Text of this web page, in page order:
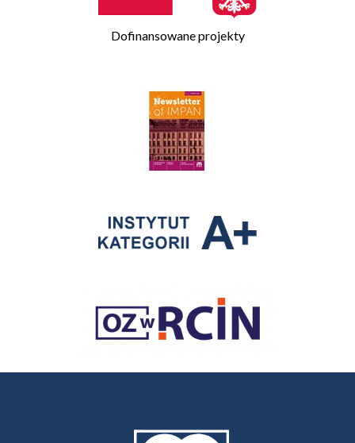
Dofinansowane projekty